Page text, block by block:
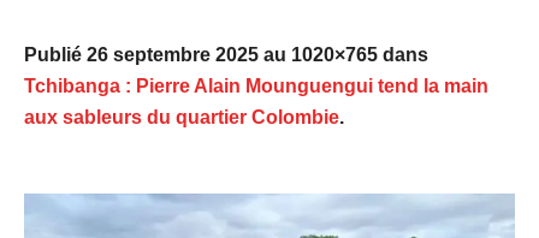
Publié 26 septembre 2025 au 1020×765 dans
Tchibanga : Pierre Alain Mounguengui tend la main
aux sableurs du quartier Colombie.